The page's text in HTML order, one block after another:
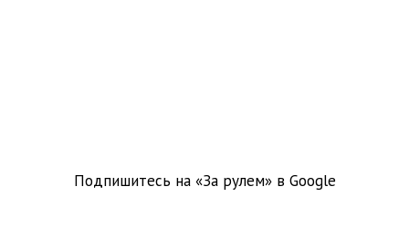
Подпишитесь на «За рулем» в Google